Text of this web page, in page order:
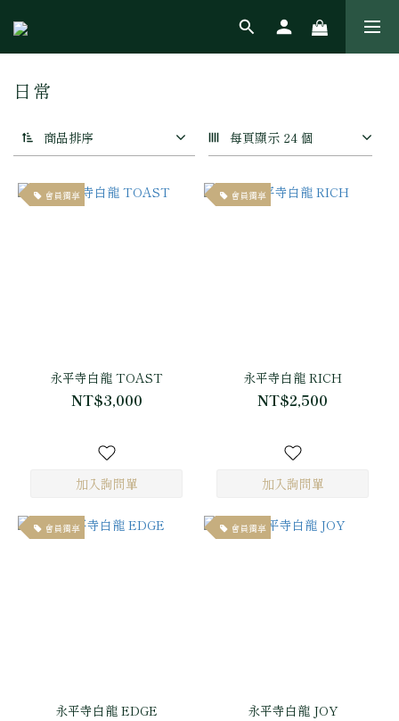
日常
商品排序 每頁顯示 24 個
會員獨享
永平寺白龍 TOAST
NT$3,000
會員獨享
永平寺白龍 RICH
NT$2,500
會員獨享
永平寺白龍 EDGE
會員獨享
永平寺白龍 JOY